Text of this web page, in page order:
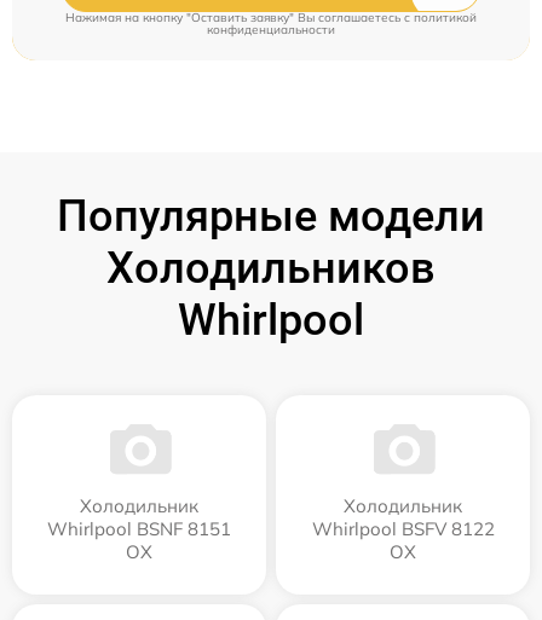
Нажимая на кнопку "Оставить заявку" Вы соглашаетесь c политикой
конфиденциальности
Популярные модели
Холодильников
Whirlpool
Холодильник
Whirlpool BSNF 8151
OX
Холодильник
Whirlpool BSFV 8122
OX